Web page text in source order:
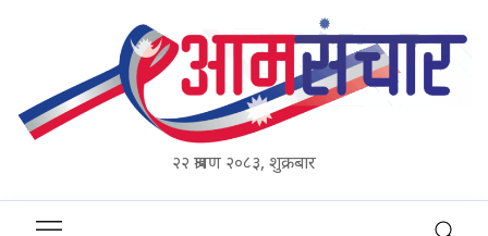
२२ श्रावण २०८३, शुक्रबार